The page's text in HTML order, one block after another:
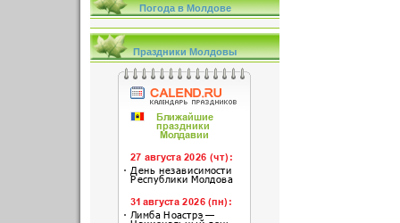
Погода в Молдове
Праздники Молдовы